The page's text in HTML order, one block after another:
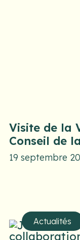
Visite de la
Conseil de
19 septembre
Actualités